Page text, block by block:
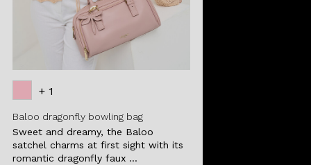
+ 1
Baloo dragonfly bowling bag
Sweet and dreamy, the Baloo
satchel charms at first sight with its
romantic dragonfly faux ...